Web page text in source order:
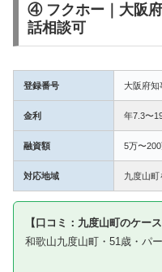
④ フクホー｜大阪
話相談可
登録番号 大阪府知
金利 年7.3〜
融資額 5万〜200
対応地域 九度山
【口コミ：九度山町のケー
和歌山九度山町・51歳・パ